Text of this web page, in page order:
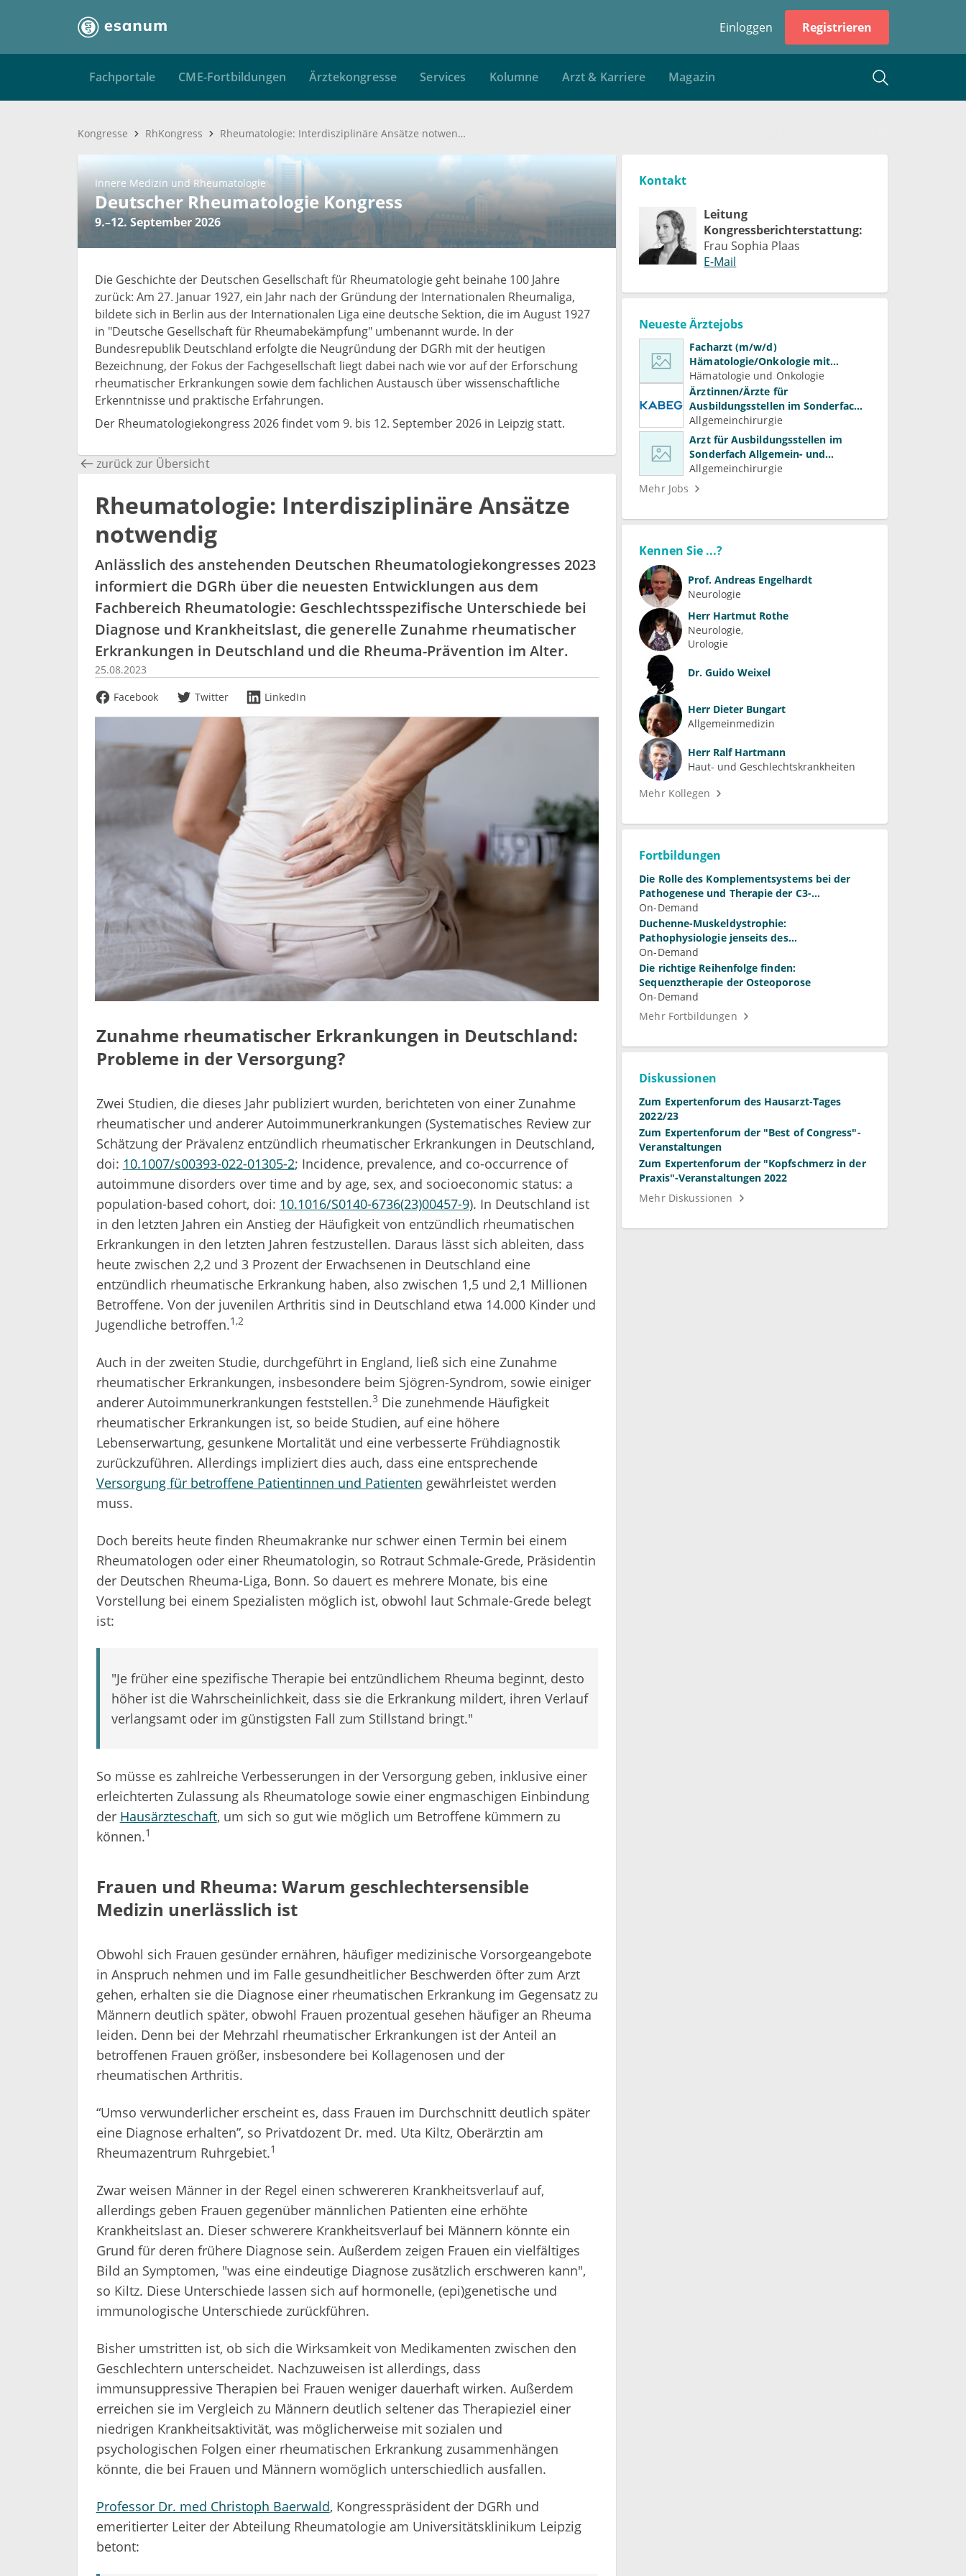
Einloggen Registrieren
Fachportale CME-Fortbildungen Ärztekongresse Services Kolumne Arzt & Karriere Magazin
Kongresse RhKongress Rheumatologie: Interdisziplinäre Ansätze notwendig
Innere Medizin und Rheumatologie
Deutscher Rheumatologie Kongress
9.–12. September 2026
Die Geschichte der Deutschen Gesellschaft für Rheumatologie geht beinahe 100 Jahre
zurück: Am 27. Januar 1927, ein Jahr nach der Gründung der Internationalen Rheumaliga,
bildete sich in Berlin aus der Internationalen Liga eine deutsche Sektion, die im August 1927
in "Deutsche Gesellschaft für Rheumabekämpfung" umbenannt wurde. In der
Bundesrepublik Deutschland erfolgte die Neugründung der DGRh mit der heutigen
Bezeichnung, der Fokus der Fachgesellschaft liegt dabei nach wie vor auf der Erforschung
rheumatischer Erkrankungen sowie dem fachlichen Austausch über wissenschaftliche
Erkenntnisse und praktische Erfahrungen.
Der Rheumatologiekongress 2026 findet vom 9. bis 12. September 2026 in Leipzig statt.
zurück zur Übersicht
Rheumatologie: Interdisziplinäre Ansätze
notwendig
Anlässlich des anstehenden Deutschen Rheumatologiekongresses 2023
informiert die DGRh über die neuesten Entwicklungen aus dem
Fachbereich Rheumatologie: Geschlechtsspezifische Unterschiede bei
Diagnose und Krankheitslast, die generelle Zunahme rheumatischer
Erkrankungen in Deutschland und die Rheuma-Prävention im Alter.
25.08.2023
Facebook
Twitter LinkedIn
Zunahme rheumatischer Erkrankungen in Deutschland:
Probleme in der Versorgung?
Zwei Studien, die dieses Jahr publiziert wurden, berichteten von einer Zunahme
rheumatischer und anderer Autoimmunerkrankungen (Systematisches Review zur
Schätzung der Prävalenz entzündlich rheumatischer Erkrankungen in Deutschland,
doi: 10.1007/s00393-022-01305-2; Incidence, prevalence, and co-occurrence of
autoimmune disorders over time and by age, sex, and socioeconomic status: a
population-based cohort, doi: 10.1016/S0140-6736(23)00457-9). In Deutschland ist
in den letzten Jahren ein Anstieg der Häufigkeit von entzündlich rheumatischen
Erkrankungen in den letzten Jahren festzustellen. Daraus lässt sich ableiten, dass
heute zwischen 2,2 und 3 Prozent der Erwachsenen in Deutschland eine
entzündlich rheumatische Erkrankung haben, also zwischen 1,5 und 2,1 Millionen
Betroffene. Von der juvenilen Arthritis sind in Deutschland etwa 14.000 Kinder und
Jugendliche betroffen.1,2
Auch in der zweiten Studie, durchgeführt in England, ließ sich eine Zunahme
rheumatischer Erkrankungen, insbesondere beim Sjögren-Syndrom, sowie einiger
anderer Autoimmunerkrankungen feststellen.3 Die zunehmende Häufigkeit
rheumatischer Erkrankungen ist, so beide Studien, auf eine höhere
Lebenserwartung, gesunkene Mortalität und eine verbesserte Frühdiagnostik
zurückzuführen. Allerdings impliziert dies auch, dass eine entsprechende
Versorgung für betroffene Patientinnen und Patienten gewährleistet werden
muss.
Doch bereits heute finden Rheumakranke nur schwer einen Termin bei einem
Rheumatologen oder einer Rheumatologin, so Rotraut Schmale-Grede, Präsidentin
der Deutschen Rheuma-Liga, Bonn. So dauert es mehrere Monate, bis eine
Vorstellung bei einem Spezialisten möglich ist, obwohl laut Schmale-Grede belegt
ist:
"Je früher eine spezifische Therapie bei entzündlichem Rheuma beginnt, desto
höher ist die Wahrscheinlichkeit, dass sie die Erkrankung mildert, ihren Verlauf
verlangsamt oder im günstigsten Fall zum Stillstand bringt."
So müsse es zahlreiche Verbesserungen in der Versorgung geben, inklusive einer
erleichterten Zulassung als Rheumatologe sowie einer engmaschigen Einbindung
der Hausärzteschaft, um sich so gut wie möglich um Betroffene kümmern zu
können.1
Frauen und Rheuma: Warum geschlechtersensible
Medizin unerlässlich ist
Obwohl sich Frauen gesünder ernähren, häufiger medizinische Vorsorgeangebote
in Anspruch nehmen und im Falle gesundheitlicher Beschwerden öfter zum Arzt
gehen, erhalten sie die Diagnose einer rheumatischen Erkrankung im Gegensatz zu
Männern deutlich später, obwohl Frauen prozentual gesehen häufiger an Rheuma
leiden. Denn bei der Mehrzahl rheumatischer Erkrankungen ist der Anteil an
betroffenen Frauen größer, insbesondere bei Kollagenosen und der
rheumatischen Arthritis.
“Umso verwunderlicher erscheint es, dass Frauen im Durchschnitt deutlich später
eine Diagnose erhalten”, so Privatdozent Dr. med. Uta Kiltz, Oberärztin am
Rheumazentrum Ruhrgebiet.1
Zwar weisen Männer in der Regel einen schwereren Krankheitsverlauf auf,
allerdings geben Frauen gegenüber männlichen Patienten eine erhöhte
Krankheitslast an. Dieser schwerere Krankheitsverlauf bei Männern könnte ein
Grund für deren frühere Diagnose sein. Außerdem zeigen Frauen ein vielfältiges
Bild an Symptomen, "was eine eindeutige Diagnose zusätzlich erschweren kann",
so Kiltz. Diese Unterschiede lassen sich auf hormonelle, (epi)genetische und
immunologische Unterschiede zurückführen.
Bisher umstritten ist, ob sich die Wirksamkeit von Medikamenten zwischen den
Geschlechtern unterscheidet. Nachzuweisen ist allerdings, dass
immunsuppressive Therapien bei Frauen weniger dauerhaft wirken. Außerdem
erreichen sie im Vergleich zu Männern deutlich seltener das Therapieziel einer
niedrigen Krankheitsaktivität, was möglicherweise mit sozialen und
psychologischen Folgen einer rheumatischen Erkrankung zusammenhängen
könnte, die bei Frauen und Männern womöglich unterschiedlich ausfallen.
Professor Dr. med Christoph Baerwald, Kongresspräsident der DGRh und
emeritierter Leiter der Abteilung Rheumatologie am Universitätsklinikum Leipzig
betont:
Kontakt
Leitung
Kongressberichterstattung:
Frau Sophia Plaas
E-Mail
Neueste Ärztejobs
Facharzt (m/w/d)
Hämatologie/Onkologie mit
Beteiligung an Forschung und
Lehre
Hämatologie und Onkologie
Ärztinnen/Ärzte für
Ausbildungsstellen im Sonderfach
Allgemein- und Viszeralchirurgie
Allgemeinchirurgie
Arzt für Ausbildungsstellen im
Sonderfach Allgemein- und
Gefäßchirurgie (m/w/d)
Allgemeinchirurgie
Mehr Jobs
Kennen Sie ...?
Prof. Andreas Engelhardt
Neurologie
Herr Hartmut Rothe
Neurologie
Urologie
Dr. Guido Weixel
Herr Dieter Bungart
Allgemeinmedizin
Herr Ralf Hartmann
Haut- und Geschlechtskrankheiten
Mehr Kollegen
Fortbildungen
Die Rolle des Komplementsystems bei der
Pathogenese und Therapie der C3-
Glomerulopathie
On-Demand
Duchenne-Muskeldystrophie:
Pathophysiologie jenseits des
Membrandefekts
On-Demand
Die richtige Reihenfolge finden:
Sequenztherapie der Osteoporose
On-Demand
Mehr Fortbildungen
Diskussionen
Zum Expertenforum des Hausarzt-Tages
2022/23
Zum Expertenforum der "Best of Congress"-
Veranstaltungen
Zum Expertenforum der "Kopfschmerz in der
Praxis"-Veranstaltungen 2022
Mehr Diskussionen